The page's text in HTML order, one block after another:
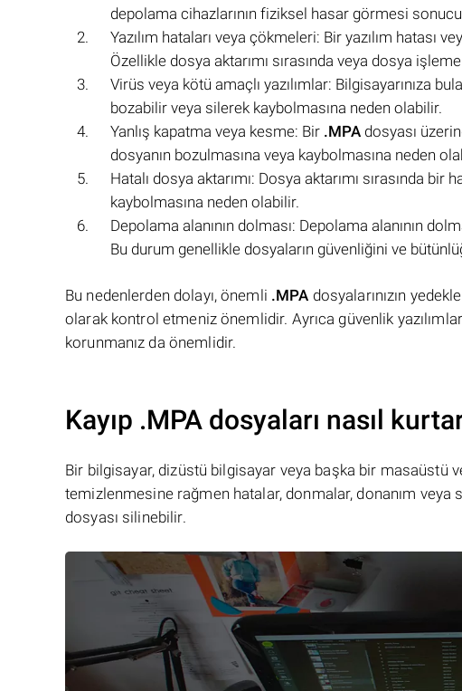
depolama cihazlarının fiziksel hasar görmesi
Yazılım hataları veya çökmeleri: Bir yazılım hatası
Özellikle dosya aktarımı sırasında veya dosya
Virüs veya kötü amaçlı yazılımlar: Bilgisayarınıza
bozabilir veya silerek kaybolmasına neden olabilir.
Yanlış kapatma veya kesme: Bir .MPA dosyası
dosyanın bozulmasına veya kaybolmasına neden
Hatalı dosya aktarımı: Dosya aktarımı sırasında bir
kaybolmasına neden olabilir.
Depolama alanının dolması: Depolama alanının
Bu durum genellikle dosyaların güvenliğini ve
Bu nedenlerden dolayı, önemli .MPA dosyalarınızın
olarak kontrol etmeniz önemlidir. Ayrıca güvenlik
korunmanız da önemlidir.
Kayıp .MPA dosyaları nasıl
Bir bilgisayar, dizüstü bilgisayar veya başka bir masaüstü
temizlenmesine rağmen hatalar, donmalar, donanım
dosyası silinebilir.